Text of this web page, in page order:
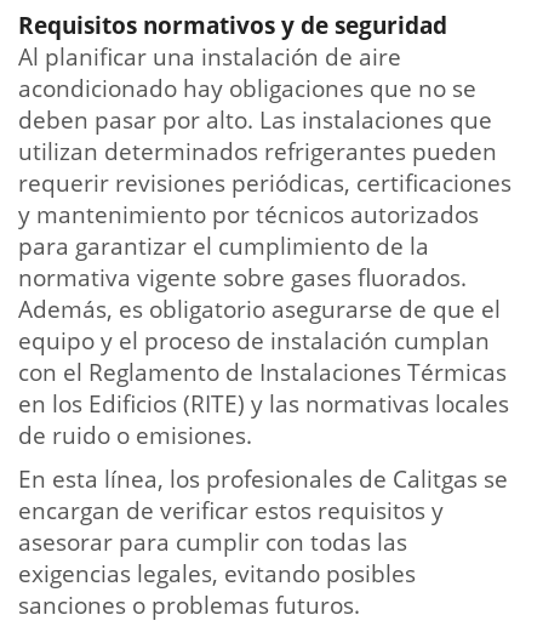
Requisitos normativos y de seguridad
Al planificar una instalación de aire
acondicionado hay obligaciones que no se
deben pasar por alto. Las instalaciones que
utilizan determinados refrigerantes pueden
requerir revisiones periódicas, certificaciones
y mantenimiento por técnicos autorizados
para garantizar el cumplimiento de la
normativa vigente sobre gases fluorados.
Además, es obligatorio asegurarse de que el
equipo y el proceso de instalación cumplan
con el Reglamento de Instalaciones Térmicas
en los Edificios (RITE) y las normativas locales
de ruido o emisiones.
En esta línea, los profesionales de Calitgas se
encargan de verificar estos requisitos y
asesorar para cumplir con todas las
exigencias legales, evitando posibles
sanciones o problemas futuros.